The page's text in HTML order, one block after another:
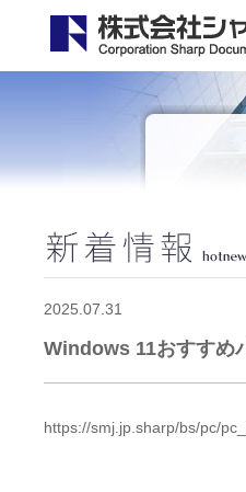
2025.07.31
Windows 11おすすめ
https://smj.jp.sharp/bs/pc/